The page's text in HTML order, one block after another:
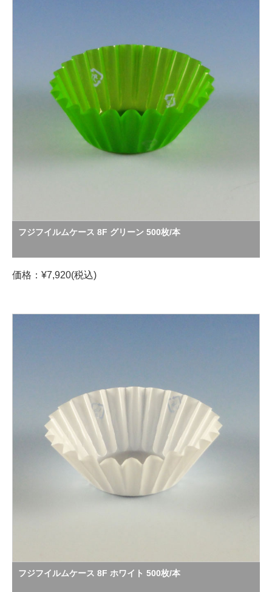
フジフイルムケース 8F グリーン 500枚/本
価格：¥7,920(税込)
フジフイルムケース 8F ホワイト 500枚/本